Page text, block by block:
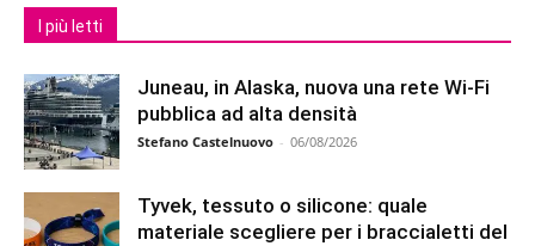
I più letti
Juneau, in Alaska, nuova una rete Wi-Fi
pubblica ad alta densità
Stefano Castelnuovo - 06/08/2026
Tyvek, tessuto o silicone: quale
materiale scegliere per i braccialetti del